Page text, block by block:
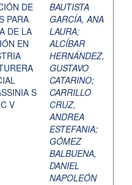
DE
PARA
DE LA
EN
S
V
BAUTISTA
GARCÍA, ANA
LAURA;
ALCÍBAR
HERNÁNDEZ,
GUSTAVO
CATARINO;
CARRILLO
CRUZ,
ANDREA
ESTEFANIA;
GÓMEZ
BALBUENA,
DANIEL
NAPOLEÓN